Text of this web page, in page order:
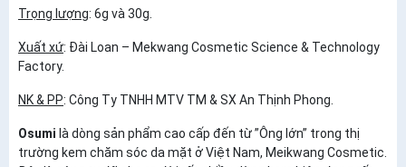
Trọng lượng: 6g và 30g.
Xuất xứ: Đài Loan – Mekwang Cosmetic Science & Technology
Factory.
NK & PP: Công Ty TNHH MTV TM & SX An Thịnh Phong.
Osumi là dòng sản phẩm cao cấp đến từ ”Ông lớn” trong thị
trường kem chăm sóc da mặt ở Việt Nam, Meikwang Cosmetic.